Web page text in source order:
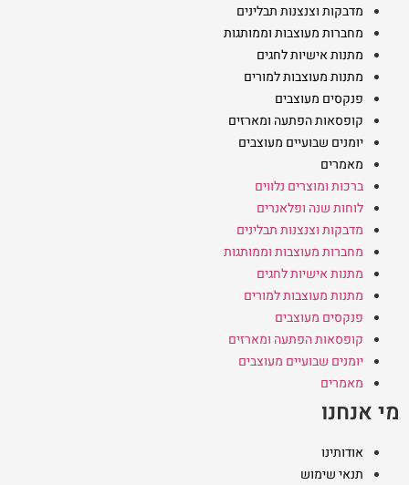
מדבקות וצנצנות תבלינים
מחברות מעוצבות וממותגות
מתנות אישיות לחגים
מתנות מעוצבות למורים
פנקסים מעוצבים
קופסאות הפתעה ומארזים
יומנים שבועיים מעוצבים
מאמרים
ברכות ומוצרים נלווים
לוחות שנה ופלאנרים
מדבקות וצנצנות תבלינים
מחברות מעוצבות וממותגות
מתנות אישיות לחגים
מתנות מעוצבות למורים
פנקסים מעוצבים
קופסאות הפתעה ומארזים
יומנים שבועיים מעוצבים
מאמרים
מי אנחנו
אודותינו
תנאי שימוש